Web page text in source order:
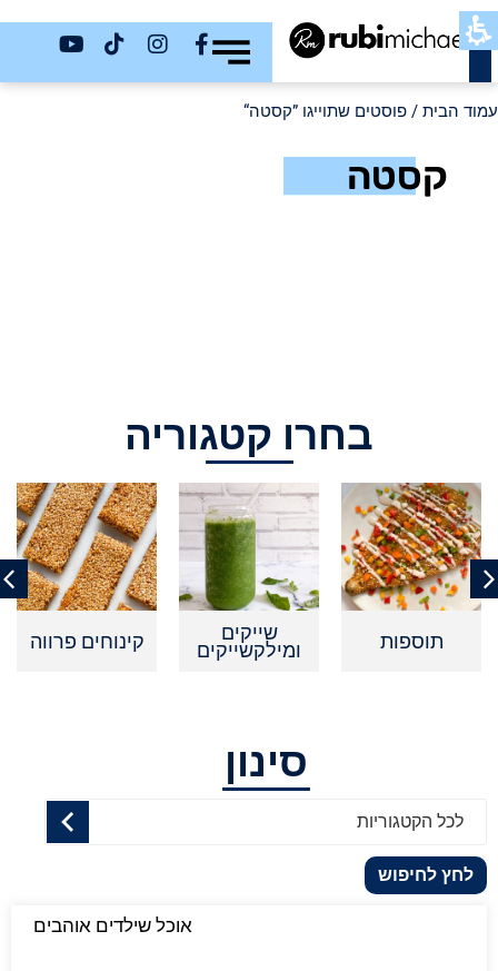
כשר
עמוד הבית / פוסטים שתוייגו ”קסטה“
קסטה
בחרו קטגוריה
תוספות שייקים
ומילקשייקים קינוחים פרווה
סינון
לכל הקטגוריות
לחץ לחיפוש
אוכל שילדים אוהבים